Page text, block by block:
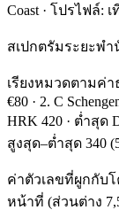
Coast · โปรไฟล์:
สเปกตรัมระยะพำ
เรียงหมวดตามค่า
€80 · 2. C
HRK 420 · ต่ำสุด
สูงสุด–ต่ำสุด 340
ค่าตัวเลขที่ผูกกับโ
หน้าที่ (ส่วนต่าง